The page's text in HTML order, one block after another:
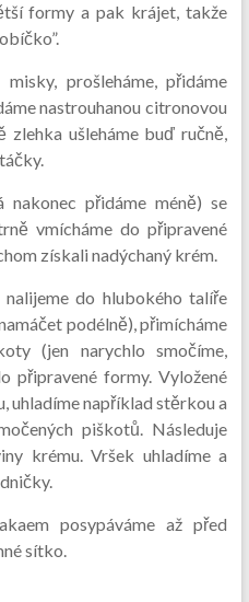
formy a pak krájet, takže
prošleháme, přidáme
nastrouhanou citronovou
zlehka ušleháme buď ručně,
přidáme méně) se
vmícháme do připravené
získali nadýchaný krém.
do hlubokého talíře
podélně), přimícháme
(jen narychlo smočíme,
připravené formy. Vyložené
uhladíme například stěrkou a
piškotů. Následuje
krému. Vršek uhladíme a
posypáváme až před
sítko.